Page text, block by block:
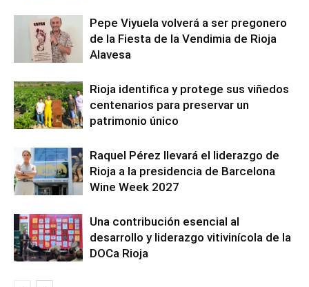
Pepe Viyuela volverá a ser pregonero
de la Fiesta de la Vendimia de Rioja
Alavesa
Rioja identifica y protege sus viñedos
centenarios para preservar un
patrimonio único
Raquel Pérez llevará el liderazgo de
Rioja a la presidencia de Barcelona
Wine Week 2027
Una contribución esencial al
desarrollo y liderazgo vitivinícola de la
DOCa Rioja